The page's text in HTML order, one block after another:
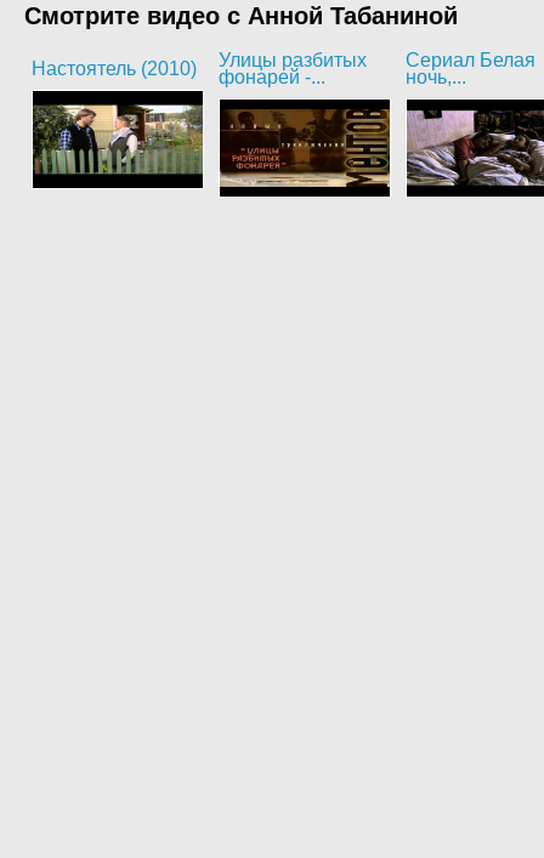
Смотрите видео с Анной Табаниной
Настоятель (2010)
Улицы разбитых
фонарей -...
Сериал Белая
ночь,...